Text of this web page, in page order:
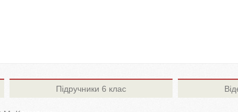
Підручники 6 клас